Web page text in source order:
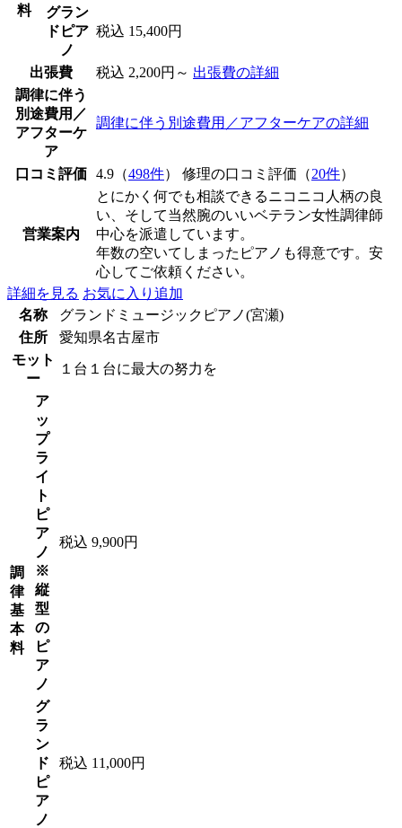
料
グラン
ドピア
ノ
税込 15,400円
出張費 税込 2,200円～ 出張費の詳細
調律に伴う
別途費用／
アフターケ
ア
調律に伴う別途費用／アフターケアの詳細
口コミ評価 4.9（498件） 修理の口コミ評価（20件）
営業案内
とにかく何でも相談できるニコニコ人柄の良
い、そして当然腕のいいベテラン女性調律師
中心を派遣しています。
年数の空いてしまったピアノも得意です。安
心してご依頼ください。
詳細を見る お気に入り追加
名称
グランドミュージックピアノ(宮瀬)
住所
愛知県名古屋市
モット
ー
１台１台に最大の努力を
調
律
基
本
料
ア
ッ
プ
ラ
イ
ト
ピ
ア
ノ
※
縦
型
の
ピ
ア
ノ
税込 9,900円
グ
ラ
ン
ド
ピ
ア
ノ
税込 11,000円